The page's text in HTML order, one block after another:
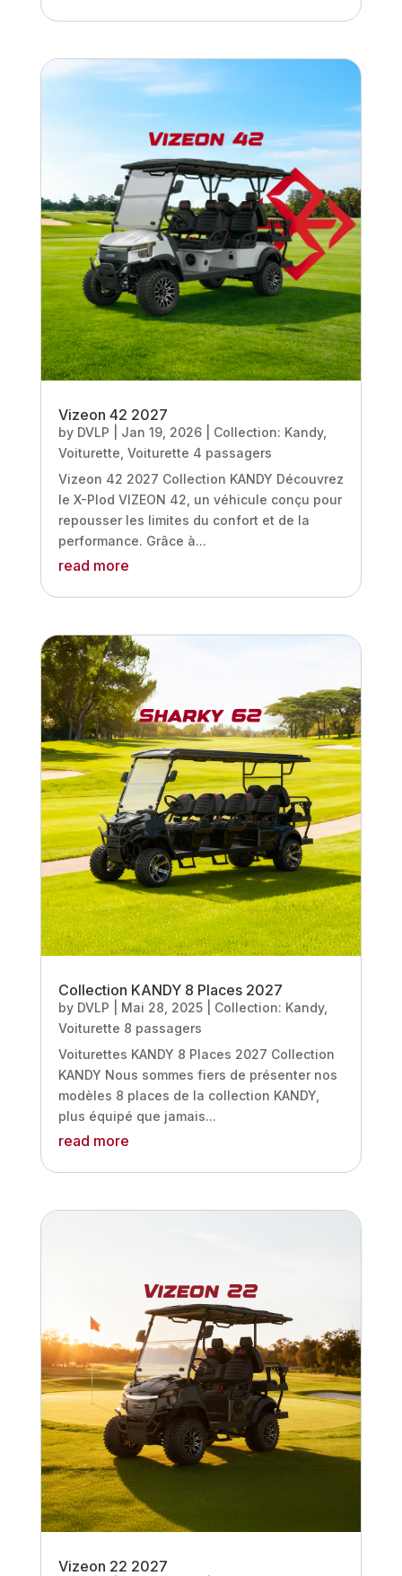
Vizeon 42 2027
by DVLP Jan 19, 2026| Collection: Kandy,
Voiturette Voiturette 4 passagers
Vizeon 42 2027 Collection KANDY Découvrez
le X-Plod VIZEON 42, un véhicule conçu pour
repousser les limites du confort et de la
performance. Grâce à...
read more
Collection KANDY 8 Places 2027
by DVLP Mai 28, 2025| Collection: Kandy,
Voiturette 8 passagers
Voiturettes KANDY 8 Places 2027 Collection
KANDY Nous sommes fiers de présenter nos
modèles 8 places de la collection KANDY,
plus équipé que jamais...
read more
Vizeon 22 2027